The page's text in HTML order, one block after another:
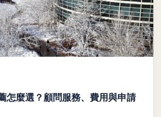
怎麼選？顧問服務、費用與申請